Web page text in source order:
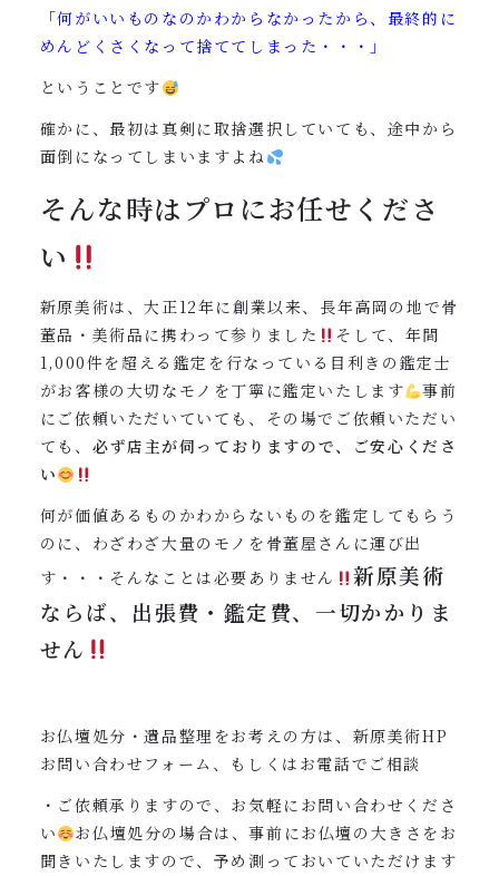
「何がいいものなのかわからなかったから、最終的に
めんどくさくなって捨ててしまった・・・」
ということです
確かに、最初は真剣に取捨選択していても、途中から
面倒になってしまいますよね
そんな時はプロにお任せくださ
い
新原美術は、大正12年に創業以来、長年高岡の地で骨
董品・美術品に携わって参りました
そして、年間
1,000件を超える鑑定を行なっている目利きの鑑定士
がお客様の大切なモノを丁寧に鑑定いたします
事前
にご依頼いただいていても、その場でご依頼いただい
ても、 必ず店主が伺っておりますので、ご安心くださ
い
何が価値あるものかわからないものを鑑定してもらう
のに、わざわざ大量のモノを骨董屋さんに運び出
す・・・そんなことは必要ありません
新原美術
ならば、出張費・鑑定費、一切かかりま
せん
お仏壇処分・遺品整理をお考えの方は、新原美術HP
お問い合わせフォーム、もしくはお電話でご相談
・ご依頼承りますので、お気軽にお問い合わせくださ
い
お仏壇処分の場合は、事前にお仏壇の大きさをお
聞きいたしますので、予め測っておいていただけます